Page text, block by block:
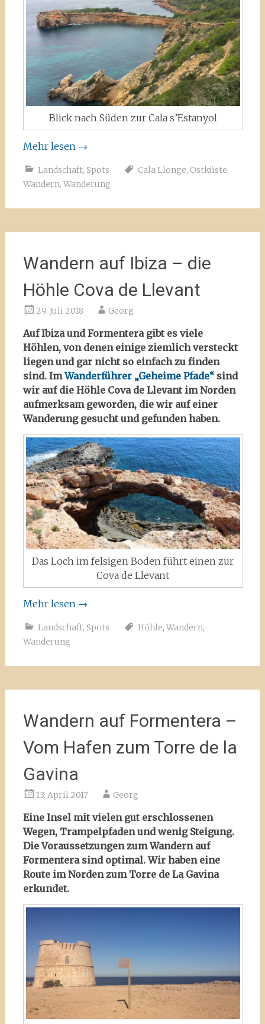
Blick nach Süden zur Cala s’Estanyol
Mehr lesen →
Landschaft, Spots Cala Llonge, Ostküste,
Wandern, Wanderung
Wandern auf Ibiza – die
Höhle Cova de Llevant
29. Juli 2018 Georg
Auf Ibiza und Formentera gibt es viele
Höhlen, von denen einige ziemlich versteckt
liegen und gar nicht so einfach zu finden
sind. ImWanderführer „Geheime Pfade“sind
wir auf die Höhle Cova de Llevant im Norden
aufmerksam geworden, die wir auf einer
Wanderung gesucht und gefunden haben.
Das Loch im felsigen Boden führt einen zur
Cova de Llevant
Mehr lesen →
Landschaft, Spots Höhle, Wandern,
Wanderung
Wandern auf Formentera –
Vom Hafen zum Torre de la
Gavina
13. April 2017 Georg
Eine Insel mit vielen gut erschlossenen
Wegen, Trampelpfaden und wenig Steigung.
Die Voraussetzungen zum Wandern auf
Formentera sind optimal. Wir haben eine
Route im Norden zum Torre de La Gavina
erkundet.